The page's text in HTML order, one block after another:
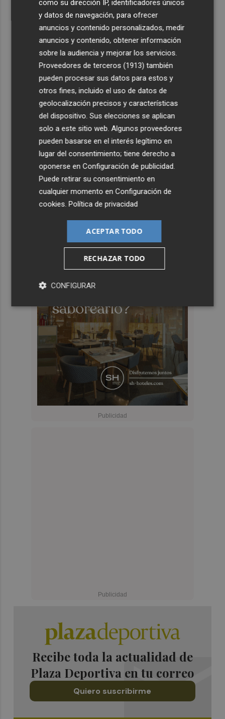
Recibe toda la actualidad de
Plaza Deportiva en tu correo
Quiero suscribirme
como su dirección IP, identificadores únicos
y datos de navegación, para ofrecer
anuncios y contenido personalizados, medir
anuncios y contenido, obtener información
sobre la audiencia y mejorar los servicios.
Proveedores de terceros (1913) también
pueden procesar sus datos para estos y
otros fines, incluido el uso de datos de
geolocalización precisos y características
del dispositivo. Sus elecciones se aplican
solo a este sitio web. Algunos proveedores
pueden basarse en el interés legítimo en
lugar del consentimiento; tiene derecho a
oponerse enConfiguración de publicidad
Puede retirar su consentimiento en
cualquier momento enConfiguración de
cookies .Política de privacidad
ACEPTAR TODO
RECHAZAR TODO
CONFIGURAR